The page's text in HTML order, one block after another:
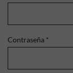
Contraseña *